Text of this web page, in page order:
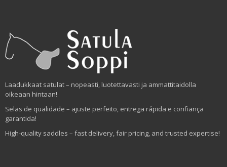
Laadukkaat satulat – nopeasti, luotettavasti ja ammattitaidolla
oikeaan hintaan!
Selas de qualidade – ajuste perfeito, entrega rápida e confiança
garantida!
High-quality saddles – fast delivery, fair pricing, and trusted expertise!